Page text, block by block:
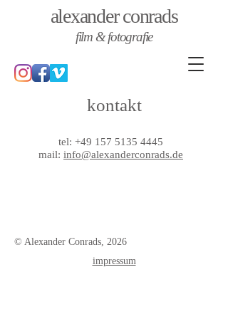
alexanderconrads
film & fotografie
kontakt
tel: +49 157 5135 4445
mail: info@alexanderconrads.de
© Alexander Conrads, 2026
impressum